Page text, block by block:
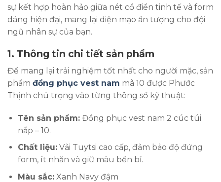
sự kết hợp hoàn hảo giữa nét cổ điển tinh tế và form
dáng hiện đại, mang lại diện mạo ấn tượng cho đội
ngũ nhân sự của bạn.
1. Thông tin chi tiết sản phẩm
Để mang lại trải nghiệm tốt nhất cho người mặc, sản
phẩm đồng phục vest nam mã 10 được Phước
Thịnh chú trọng vào từng thông số kỹ thuật:
Tên sản phẩm:Đồng phục vest nam 2 cúc túi
nắp – 10.
Chất liệu:Vải Tuytsi cao cấp, đảm bảo độ đứng
form, ít nhăn và giữ màu bền bỉ.
Màu sắc:Xanh Navy đậm